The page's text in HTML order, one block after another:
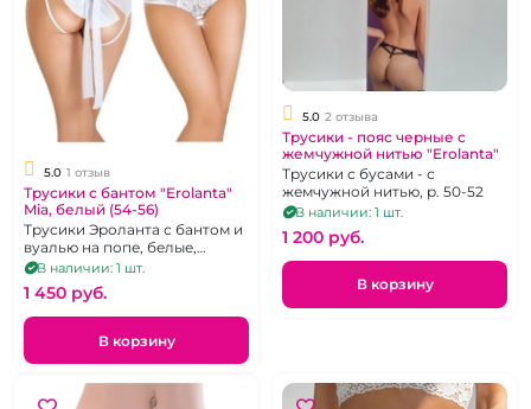
5.0 1 отзыв
Трусики с бантом "Erolanta"
Mia, белый (54-56)
Трусики Эроланта с бантом и
вуалью на попе, белые,
размер 54-56
В наличии: 1 шт.
1 450 pуб.
В корзину
5.0 2 отзыва
Трусики - пояс черные с
жемчужной нитью "Erolanta"
Трусики с бусами - с
жемчужной нитью, р. 50-52
В наличии: 1 шт.
1 200 pуб.
В корзину